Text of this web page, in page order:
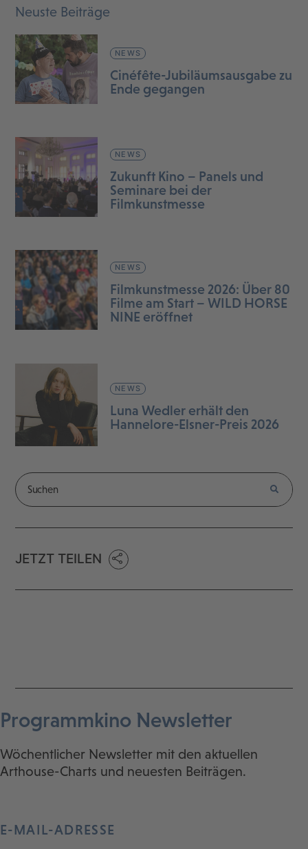
Neuste Beiträge
NEWS
Cinéfête-Jubiläumsausgabe zu
Ende gegangen
NEWS
Zukunft Kino – Panels und
Seminare bei der
Filmkunstmesse
NEWS
Filmkunstmesse 2026: Über 80
Filme am Start – WILD HORSE
NINE eröffnet
NEWS
Luna Wedler erhält den
Hannelore-Elsner-Preis 2026
JETZT TEILEN
Programmkino Newsletter
Wöchentlicher Newsletter mit den aktuellen
Arthouse-Charts und neuesten Beiträgen.
E-MAIL-ADRESSE